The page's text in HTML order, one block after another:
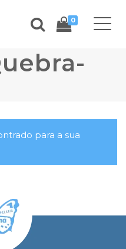
0
para a sua